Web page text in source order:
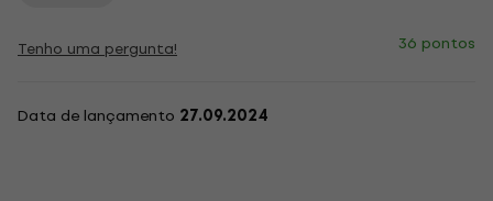
Tenho uma pergunta! 36 pontos
Data de lançamento 27.09.2024